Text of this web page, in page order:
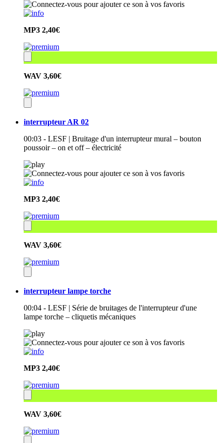
MP3 2,40€
WAV 3,60€
interrupteur AR 02
00:03 - LESF | Bruitage d'un interrupteur mural – bouton
poussoir – on et off – électricité
MP3 2,40€
WAV 3,60€
interrupteur lampe torche
00:04 - LESF | Série de bruitages de l'interrupteur d'une
lampe torche – cliquetis mécaniques
MP3 2,40€
WAV 3,60€